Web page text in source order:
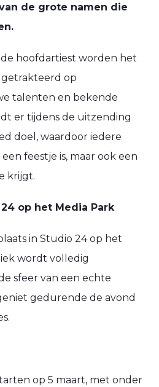
de grote namen die
hoofdartiest worden het
op
talenten en bekende
er tijdens de uitzending
doel, waardoor iedere
feestje is, maar ook een
krijgt.
op het Media Park
in Studio 24 op het
wordt volledig
sfeer van een echte
gedurende de avond
.
op 5 maart, met onder